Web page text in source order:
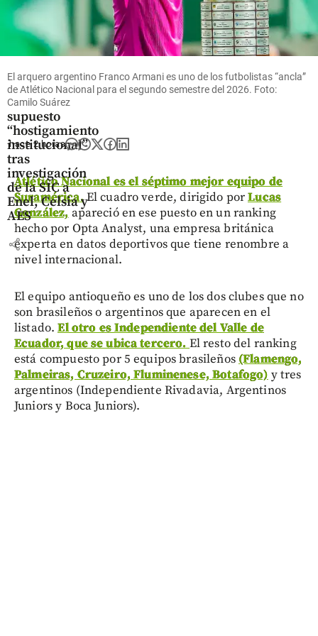
Acolgen
denuncia
supuesto
“hostigamiento
institucional”
tras
investigación
de la SIC a
Enel, Celsia y
AES
share
El arquero argentino Franco Armani es uno de los futbolistas “ancla”
de Atlético Nacional para el segundo semestre del 2026. Foto:
Camilo Suárez
hace 2 horas
Atlético Nacional es el séptimo mejor equipo de
Suramérica.El cuadro verde, dirigido porLucas
González, apareció en ese puesto en un ranking
hecho por Opta Analyst, una empresa británica
experta en datos deportivos que tiene renombre a
nivel internacional.
El equipo antioqueño es uno de los dos clubes que no
son brasileños o argentinos que aparecen en el
listado.El otro es Independiente del Valle de
Ecuador, que se ubica tercero. El resto del ranking
está compuesto por 5 equipos brasileños (Flamengo,
Palmeiras, Cruzeiro, Fluminenese, Botafogo) y tres
argentinos (Independiente Rivadavia, Argentinos
Juniors y Boca Juniors).